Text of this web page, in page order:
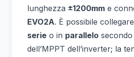
lunghezza ±1200mm e
EVO2A. È possibile
serie o in parallelo secondo
dell’MPPT dell’inverter; la